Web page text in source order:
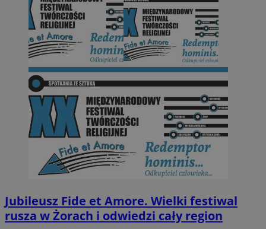
Jubileusz Fide et Amore. Wielki festiwal
rusza w Żorach i odwiedzi cały region